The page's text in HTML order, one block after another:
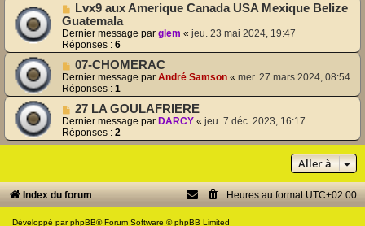
Lvx9 aux Amerique Canada USA Mexique Belize
Guatemala
Dernier message par glem « jeu. 23 mai 2024, 19:47
Réponses : 6
07-CHOMERAC
Dernier message par André Samson « mer. 27 mars 2024, 08:54
Réponses : 1
27 LA GOULAFRIERE
Dernier message par DARCY « jeu. 7 déc. 2023, 16:17
Réponses : 2
Aller à
Index du forum Heures au formatUTC+02:00
Développé parphpBB® Forum Software © phpBB Limited